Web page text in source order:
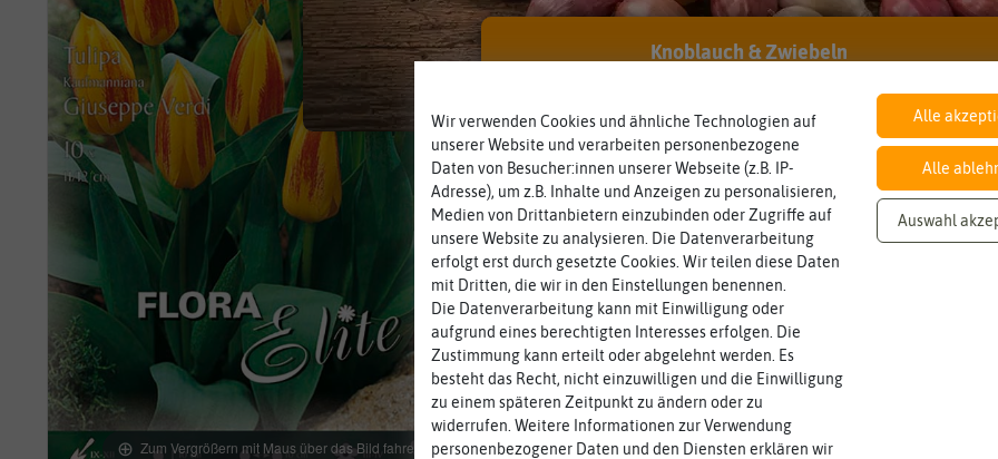
Zum Vergrößern mit Maus über das Bild fahren
Inhalt Haltbarkeit
Zeitpunkt, bis zu dem das Saat-
sollte.
Winterhart
ja
Pflanzen, die im Freien ohne
Probleme überwintern können.
Zwiebelgröße
11/12
Umfang der Zwiebel in cm.
Größen können zwischen dem
ersten und zweiten Wert
variieren.
Blütenfarbe
orange, rot
Wie ist die Blüte eingefärbt? Kann
auch mehrfarbig sein.
Wir verwenden Cookies und ähnliche Technologien auf
unserer Website und verarbeiten personenbezogene
Daten von Besucher:innen unserer Webseite (z.B. IP-
Adresse), um z.B. Inhalte und Anzeigen zu personalisieren,
Medien von Drittanbietern einzubinden oder Zugriffe auf
unsere Website zu analysieren. Die Datenverarbeitung
erfolgt erst durch gesetzte Cookies. Wir teilen diese Daten
mit Dritten, die wir in den Einstellungen benennen.
Die Datenverarbeitung kann mit Einwilligung oder
aufgrund eines berechtigten Interesses erfolgen. Die
Zustimmung kann erteilt oder abgelehnt werden. Es
besteht das Recht, nicht einzuwilligen und die Einwilligung
zu einem späteren Zeitpunkt zu ändern oder zu
widerrufen. Weitere Informationen zur Verwendung
personenbezogener Daten und den Diensten erklären wir
Alle
Alle
Auswahl
Knoblauch & Zwiebeln